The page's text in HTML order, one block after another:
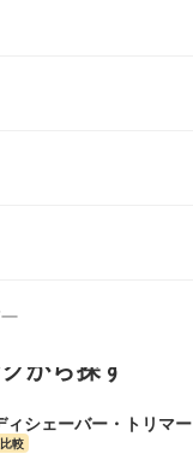
から探す
ィシェーバー・トリマー
較